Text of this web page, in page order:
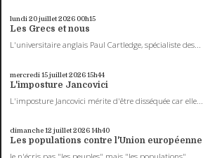
lundi 20juillet 2026 00h15
Les Grecs et nous
L'universitaire anglais Paul Cartledge, spécialiste des...
mercredi 15juillet 202615h44
L'imposture Jancovici
L'imposture Jancovici mérite d'être disséquée car elle...
dimanche 12 juillet 202614h40
Les populations contre l'Union européenne